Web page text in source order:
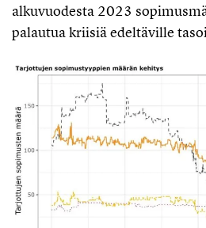
alkuvuodesta 2023
palautua kriisiä edeltäville